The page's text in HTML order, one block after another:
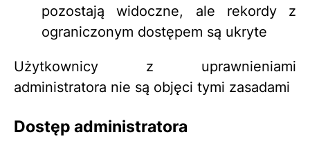
pozostają widoczne, ale rekordy z
ograniczonym dostępem są ukryte
Użytkownicy z uprawnieniami
administratora nie są objęci tymi zasadami
Dostęp administratora